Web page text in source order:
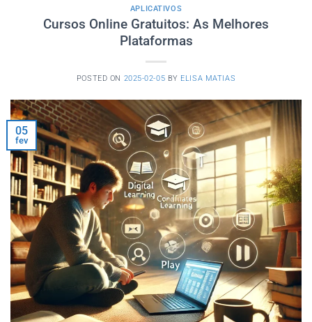
APLICATIVOS
Cursos Online Gratuitos: As Melhores
Plataformas
POSTED ON 2025-02-05 BY ELISA MATIAS
05
fev